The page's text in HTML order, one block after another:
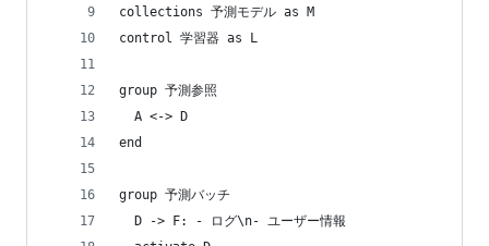
collections 予測モデル as M
control 学習器 as L
group 予測参照
  A <-> D
end
group 予測バッチ
  D -> F: - ログ\n- ユーザー情報